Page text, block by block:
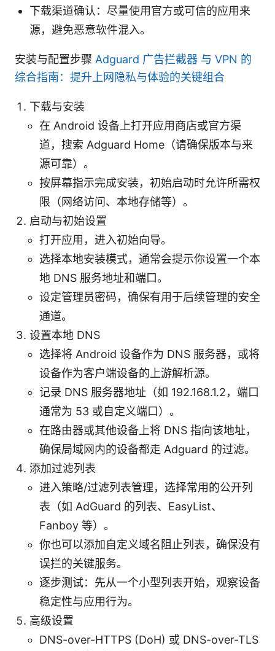
下载渠道确认：尽量使用官方或可信的应用来
源，避免恶意软件混入。
安装与配置步骤 Adguard 广告拦截器 与 VPN 的
综合指南：提升上网隐私与体验的关键组合
下载与安装
在 Android 设备上打开应用商店或官方渠
道，搜索 Adguard Home（请确保版本与来
源可靠）。
按屏幕指示完成安装，初始启动时允许所需权
限（网络访问、本地存储等）。
启动与初始设置
打开应用，进入初始向导。
选择本地安装模式，通常会提示你设置一个本
地 DNS 服务地址和端口。
设定管理员密码，确保有用于后续管理的安全
通道。
设置本地 DNS
选择将 Android 设备作为 DNS 服务器，或将
设备作为客户端设备的上游解析源。
记录 DNS 服务器地址（如 192.168.1.2，端口
通常为 53 或自定义端口）。
在路由器或其他设备上将 DNS 指向该地址，
确保局域网内的设备都走 Adguard 的过滤。
添加过滤列表
进入策略/过滤列表管理，选择常用的公开列
表（如 AdGuard 的列表、EasyList、
Fanboy 等）。
你也可以添加自定义域名阻止列表，确保没有
误拦的关键服务。
逐步测试：先从一个小型列表开始，观察设备
稳定性与应用行为。
高级设置
DNS-over-HTTPS (DoH) 或 DNS-over-TLS